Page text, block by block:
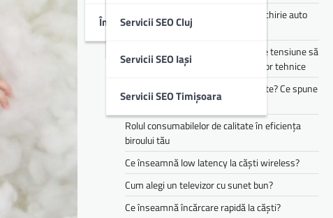
Servicii SEO Cluj
Servicii SEO Iași
Servicii SEO Timișoara
Întrebări Frecvente (FAQ)
Cele mai populare branduri pentru chirie auto
din flota Justrent
Cum te pot ajuta stabilizatoarele de tensiune să
reduci riscurile asociate defecțiunilor tehnice
Copilul tău mănâncă doar 3 alimente? Ce spune
asta despre dezvoltarea lui
Rolul consumabilelor de calitate în eficiența
biroului tău
Ce înseamnă low latency la căști wireless?
Cum alegi un televizor cu sunet bun?
Ce înseamnă încărcare rapidă la căști?